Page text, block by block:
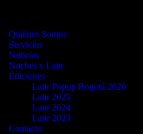
Quiénes Somos
Servicios
Noticias
Noches x Latir
Ediciones
Latir Popup Bogotá 2026
Latir 2025
Latir 2024
Latir 2023
Contacto